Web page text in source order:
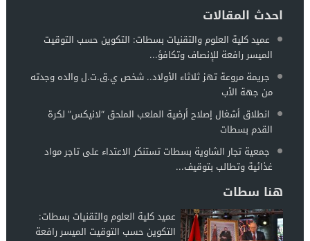
احدث المقالات
عميد كلية العلوم والتقنيات بسطات: التكوين حسب التوقيت
الميسر رافعة للإنصاف وتكافؤ...
جريمة مروعة تهز ثلاثاء الأولاد.. شخص ي.ق.ت.ل والده وجدته
من جهة الأب
انطلاق أشغال إصلاح أرضية الملعب الملحق “لانيكس” لكرة
القدم بسطات
جمعية تجار الشاوية بسطات تستنكر الاعتداء على تاجر مواد
غذائية وتطالب بتوقيف...
هنا سطات
عميد كلية العلوم والتقنيات بسطات:
التكوين حسب التوقيت الميسر رافعة